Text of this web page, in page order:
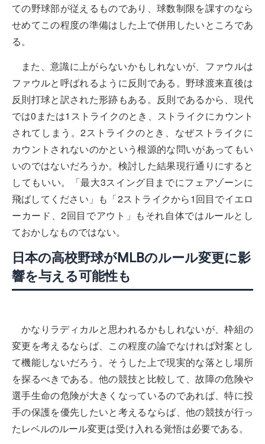
ての野球部が従えるものであり、球数制限を課すのなら
せめてこの程度の準備はした上で併用したいところであ
る。
また、意識に上がらないかもしれないが、ファウルは
ファウルと呼ばれるように反則である。野球渡来直後は
反則打球と訳された形跡もある。反則であるから、現代
では0または1ストライクのとき、ストライクにカウント
されてしまう。2ストライクのとき、なぜストライクに
カウントされないのかという根源的な問いがあってもい
いのではないだろうか。検討した結果現行通りにすると
してもいい。「最大3スイング目までにフェアゾーンに
飛ばしてください」も「2ストライクから1回目でイエロ
ーカード、2回目でアウト」もそれ自体ではルールとし
ておかしなものではない。
日本の高校野球がMLBのルール変更に影
響を与える可能性も
かなりラディカルと思われるかもしれないが、枠組の
変更を考えるならば、この程度の論でなければ対案とし
て機能しないだろう。そうした上で現実的な落とし場所
を探るべきである。他の競技と比較して、故障の危険や
選手生命の危険が大きくなっているのであれば、特に投
手の保護を優先したいと考えるならば、他の競技が行っ
たレベルのルール変更は受け入れる覚悟は必要である。